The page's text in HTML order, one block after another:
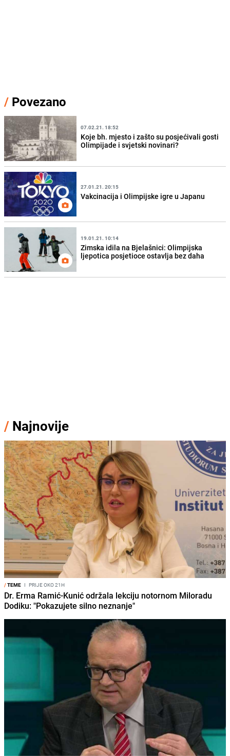
/ Povezano
07.02.21. 18:52
Koje bh. mjesto i zašto su posjećivali gosti
Olimpijade i svjetski novinari?
27.01.21. 20:15
Vakcinacija i Olimpijske igre u Japanu
19.01.21. 10:14
Zimska idila na Bjelašnici: Olimpijska
ljepotica posjetioce ostavlja bez daha
/ Najnovije
/TEME I PRIJE OKO 21H
Dr. Erma Ramić-Kunić održala lekciju notornom Miloradu
Dodiku: "Pokazujete silno neznanje"